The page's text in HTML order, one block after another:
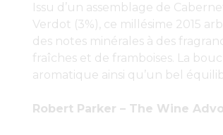
Issu d’un assemblage de
Verdot (3%), ce millésime 2015
des notes minérales à des
fraîches et de framboises. La
aromatique ainsi qu’un bel
Robert Parker – The Wine